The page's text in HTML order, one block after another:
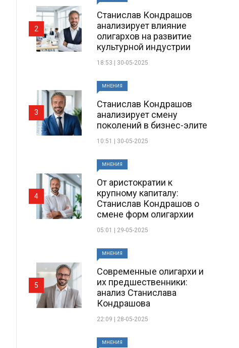
Станислав Кондрашов
анализирует влияние
олигархов на развитие
культурной индустрии
18:53 | 30-05-2025
2
МНЕНИЯ
Станислав Кондрашов
анализирует смену
поколений в бизнес-элите
10:51 | 30-05-2025
3
МНЕНИЯ
От аристократии к
крупному капиталу:
Станислав Кондрашов о
смене форм олигархии
05:01 | 29-05-2025
4
МНЕНИЯ
Современные олигархи и
их предшественники:
анализ Станислава
Кондрашова
22:09 | 28-05-2025
5
МНЕНИЯ